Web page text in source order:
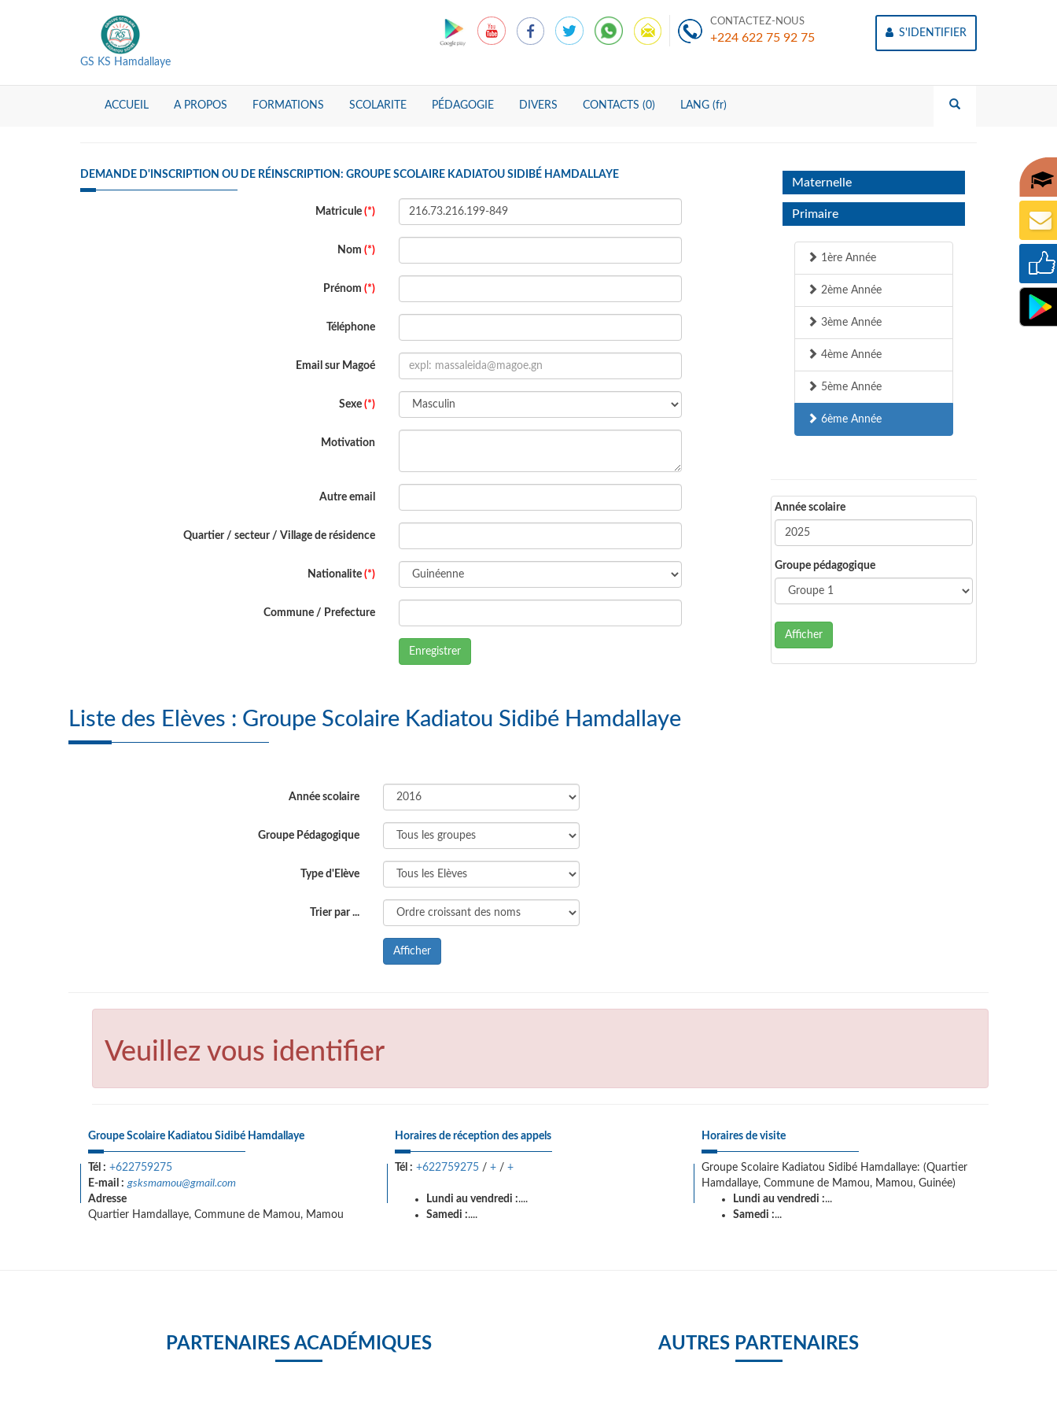
GS KS Hamdallaye
CONTACTEZ-NOUS
+224 622 75 92 75 S'IDENTIFIER
ACCUEIL A PROPOS FORMATIONS SCOLARITE PÉDAGOGIE DIVERS CONTACTS (0) LANG (fr)
DEMANDE D'INSCRIPTION OU DE RÉINSCRIPTION: GROUPE SCOLAIRE KADIATOU SIDIBÉ HAMDALLAYE
Matricule (*)
Nom (*)
Prénom (*)
Téléphone
Email sur Magoé
Sexe (*)
Motivation
Autre email
Quartier / secteur / Village de résidence
Nationalite (*)
Commune / Prefecture
Enregistrer
Maternelle
Primaire
1ère Année
2ème Année
3ème Année
4ème Année
5ème Année
6ème Année
Année scolaire
Groupe pédagogique
Afficher
Liste des Elèves : Groupe Scolaire Kadiatou Sidibé Hamdallaye
Année scolaire
Groupe Pédagogique
Type d'Elève
Trier par ...
Afficher
Veuillez vous identifier
Groupe Scolaire Kadiatou Sidibé Hamdallaye
Tél : +622759275
E-mail : gsksmamou@gmail.com
Adresse
Quartier Hamdallaye, Commune de Mamou, Mamou
Horaires de réception des appels
Tél : +622759275 / + / +
Lundi au vendredi :....
Samedi :....
Horaires de visite
Groupe Scolaire Kadiatou Sidibé Hamdallaye: (Quartier
Hamdallaye, Commune de Mamou, Mamou, Guinée)
Lundi au vendredi :...
Samedi :...
PARTENAIRES ACADÉMIQUES AUTRES PARTENAIRES